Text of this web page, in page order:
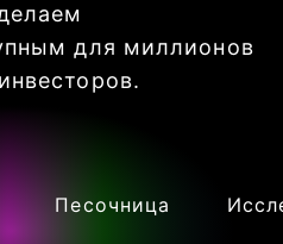
для миллионов
.
Песочница